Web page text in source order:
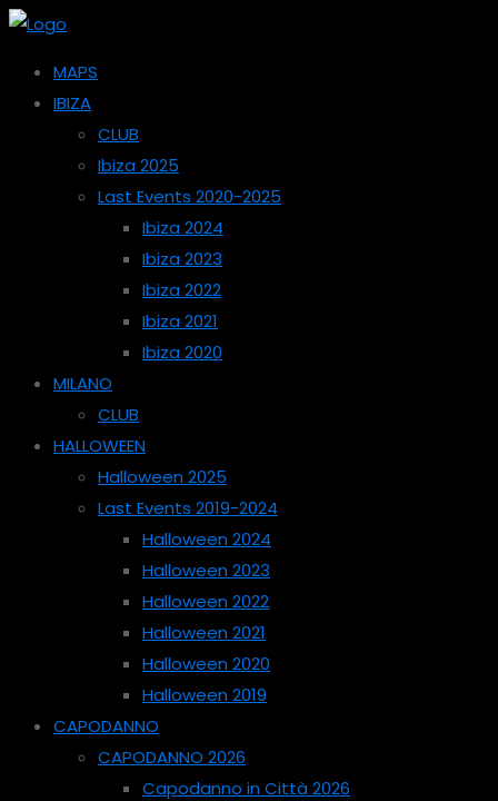
MAPS
IBIZA
CLUB
Ibiza 2025
Last Events 2020-2025
Ibiza 2024
Ibiza 2023
Ibiza 2022
Ibiza 2021
Ibiza 2020
MILANO
CLUB
HALLOWEEN
Halloween 2025
Last Events 2019-2024
Halloween 2024
Halloween 2023
Halloween 2022
Halloween 2021
Halloween 2020
Halloween 2019
CAPODANNO
CAPODANNO 2026
Capodanno in Città 2026